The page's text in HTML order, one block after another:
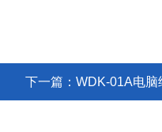
下一篇： WDK-01A电脑